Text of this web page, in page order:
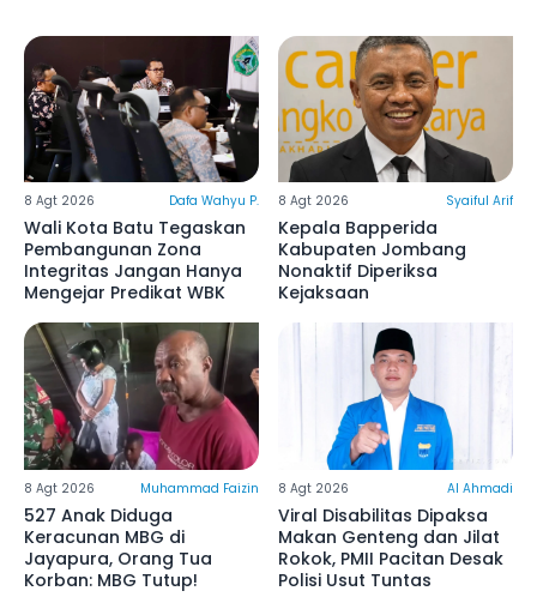
8 Agt 2026 Dafa Wahyu P.
Wali Kota Batu Tegaskan
Pembangunan Zona
Integritas Jangan Hanya
Mengejar Predikat WBK
8 Agt 2026 Syaiful Arif
Kepala Bapperida
Kabupaten Jombang
Nonaktif Diperiksa
Kejaksaan
8 Agt 2026 Muhammad Faizin
527 Anak Diduga
Keracunan MBG di
Jayapura, Orang Tua
Korban: MBG Tutup!
8 Agt 2026 Al Ahmadi
Viral Disabilitas Dipaksa
Makan Genteng dan Jilat
Rokok, PMII Pacitan Desak
Polisi Usut Tuntas